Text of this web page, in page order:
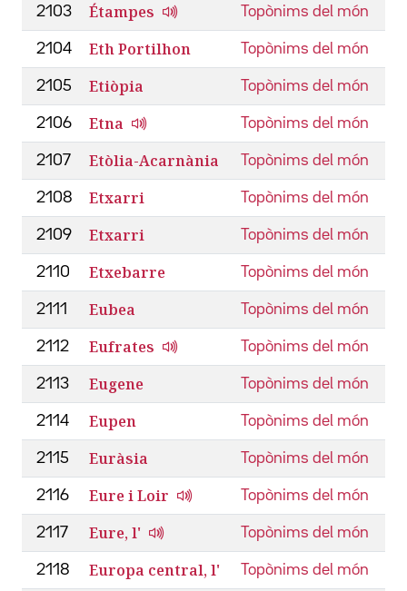
2103 Étampes Topònims del món
2104 Eth Portilhon Topònims del món
2105 Etiòpia Topònims del món
2106 Etna Topònims del món
2107 Etòlia-Acarnània Topònims del món
2108 Etxarri Topònims del món
2109 Etxarri Topònims del món
2110 Etxebarre Topònims del món
2111 Eubea Topònims del món
2112 Eufrates Topònims del món
2113 Eugene Topònims del món
2114 Eupen Topònims del món
2115 Euràsia Topònims del món
2116 Eure i Loir Topònims del món
2117 Eure, l' Topònims del món
2118 Europa central, l' Topònims del món